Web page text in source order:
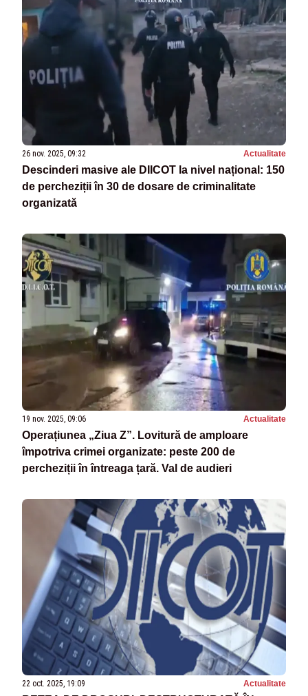
26 nov. 2025, 09:32 Actualitate
Descinderi masive ale DIICOT la nivel național: 150
de percheziții în 30 de dosare de criminalitate
organizată
19 nov. 2025, 09:06 Actualitate
Operațiunea „Ziua Z”. Lovitură de amploare
împotriva crimei organizate: peste 200 de
percheziții în întreaga țară. Val de audieri
22 oct. 2025, 19:09 Actualitate